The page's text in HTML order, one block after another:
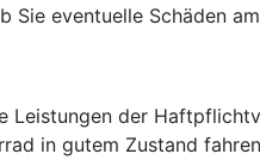
Sie eventuelle Schäden
Leistungen der
in gutem Zustand